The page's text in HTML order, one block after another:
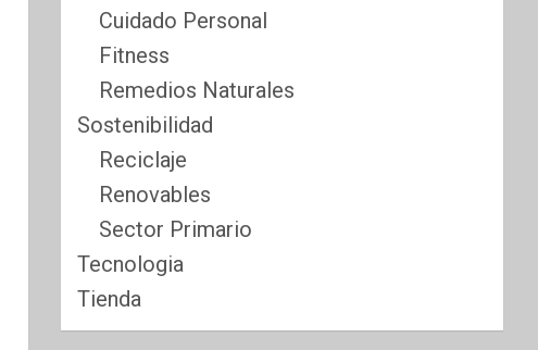
Cuidado Personal
Fitness
Remedios Naturales
Sostenibilidad
Reciclaje
Renovables
Sector Primario
Tecnologia
Tienda